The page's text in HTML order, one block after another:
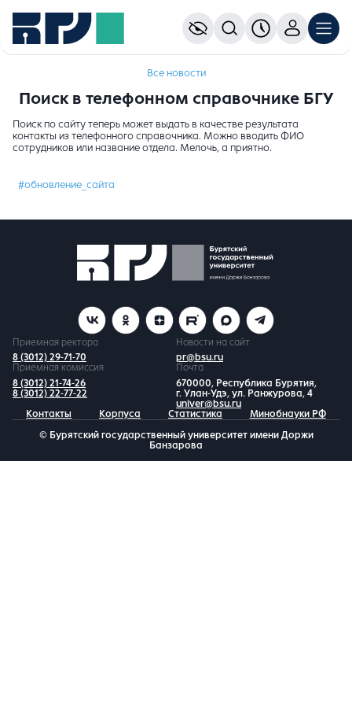
Все новости
Поиск в телефонном справочнике БГУ
Поиск по сайту теперь может выдать в качестве результата
контакты из телефонного справочника. Можно вводить ФИО
сотрудников или название отдела. Мелочь, а приятно.
#обновление_сайта
Приемная ректора
8 (3012) 29-71-70
Новости на сайт
pr@bsu.ru
Приемная комиссия
8 (3012) 21-74-26
8 (3012) 22-77-22
Почта
670000, Республика Бурятия,
г. Улан-Удэ, ул. Ранжурова, 4
univer@bsu.ru
Контакты
Корпуса Статистика Минобнауки РФ
© Бурятский государственный университет имени Доржи
Банзарова